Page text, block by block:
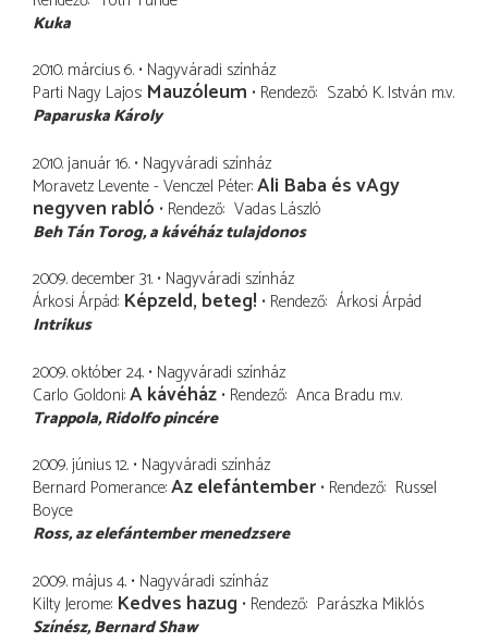
Kuka
2010. március 6. Nagyváradi színház
Parti Nagy Lajos Mauzóleum Rendező Szabó K. István m.v.
Paparuska Károly
2010. január 16. Nagyváradi színház
Moravetz Levente - Venczel Péter Ali Baba és vAgy
negyven rabló Rendező Vadas László
Beh Tán Torog a kávéház tulajdonos
2009. december 31. Nagyváradi színház
Árkosi Árpád Képzeld, beteg! Rendező Árkosi Árpád
Intrikus
2009. október 24. Nagyváradi színház
Carlo Goldoni A kávéház Rendező Anca Bradu m.v.
Trappola Ridolfo pincére
2009. június 12. Nagyváradi színház
Bernard Pomerance Az elefántember Rendező Russel
Boyce
Ross az elefántember menedzsere
2009. május 4. Nagyváradi színház
Kilty Jerome Kedves hazug Rendező Parászka Miklós
Színész Bernard Shaw